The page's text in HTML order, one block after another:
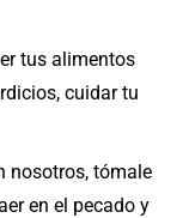
tus alimentos
cuidar tu
nosotros, tómale
en el pecado y